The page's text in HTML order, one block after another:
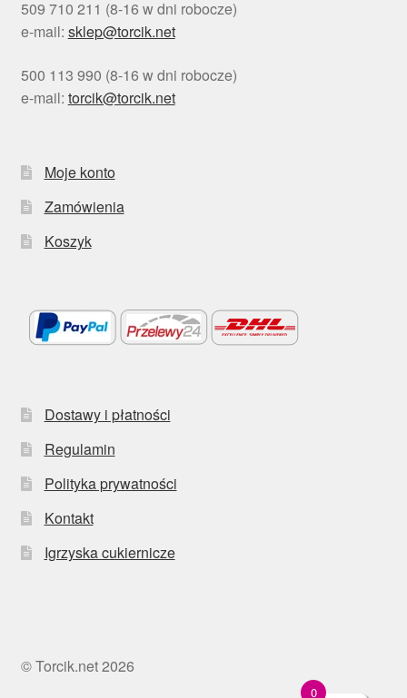
509 710 211 (8-16 w dni robocze)
e-mail: sklep@torcik.net
500 113 990 (8-16 w dni robocze)
e-mail: torcik@torcik.net
Moje konto
Zamówienia
Koszyk
Dostawy i płatności
Regulamin
Polityka prywatności
Kontakt
Igrzyska cukiernicze
© Torcik.net 2026
0